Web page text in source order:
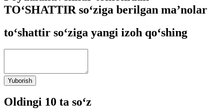
TO‘SHATTIR so‘ziga berilgan ma’nolar
to‘shattir so‘ziga yangi izoh qo‘shing
Yuborish
Oldingi 10 ta so‘z